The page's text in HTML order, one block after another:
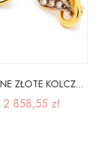
EKSKLUZYWNE ZŁOTE KOLCZYKI id K047
2 858,55 zł